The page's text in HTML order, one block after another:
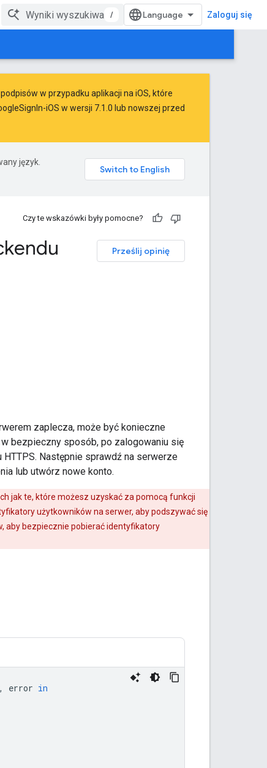
/ Zaloguj się
w przypadku aplikacji na iOS, które
iOS w wersji 7.1.0 lub nowszej przed
język.
Czy te wskazówki były pomocne?
Prześlij opinię
zaplecza, może być konieczne
bezpieczny sposób, po zalogowaniu się
HTTPS. Następnie sprawdź na serwerze
lub utwórz nowe konto.
jak te, które możesz uzyskać za pomocą funkcji
użytkowników na serwer, aby podszywać się
aby bezpiecznie pobierać identyfikatory
, error in